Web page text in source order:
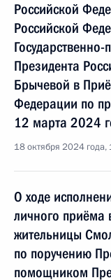
Российской
Российской
Президента
Брычевой в
Федерации по
12 марта 2024
18 октября 2024
О ходе
личного приёма
жительницы
по поручению
помощником